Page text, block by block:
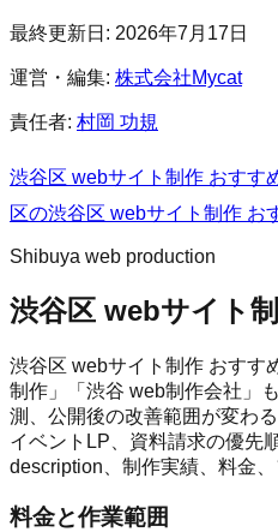
最終更新日: 2026年7月17日
運営・編集: 株式会社Mycat
責任者: 村岡 功規
渋谷区 webサイト制作 おすす
区の渋谷区 webサイト制作 お
Shibuya web production
渋谷区 webサイト
渋谷区 webサイト制作 おすす
制作」「渋谷 web制作会社」
測、公開後の改善範囲が変わ
イベントLP、資料請求の優先
description、制作実績、料金
料金と作業範囲